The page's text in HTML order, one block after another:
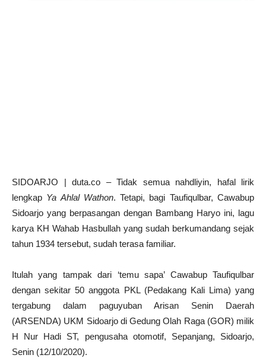
SIDOARJO | duta.co – Tidak semua nahdliyin, hafal lirik
lengkap Ya Ahlal Wathon. Tetapi, bagi Taufiqulbar, Cawabup
Sidoarjo yang berpasangan dengan Bambang Haryo ini, lagu
karya KH Wahab Hasbullah yang sudah berkumandang sejak
tahun 1934 tersebut, sudah terasa familiar.
Itulah yang tampak dari ‘temu sapa’ Cawabup Taufiqulbar
dengan sekitar 50 anggota PKL (Pedakang Kali Lima) yang
tergabung dalam paguyuban Arisan Senin Daerah
(ARSENDA) UKM Sidoarjo di Gedung Olah Raga (GOR) milik
H Nur Hadi ST, pengusaha otomotif, Sepanjang, Sidoarjo,
Senin (12/10/2020).